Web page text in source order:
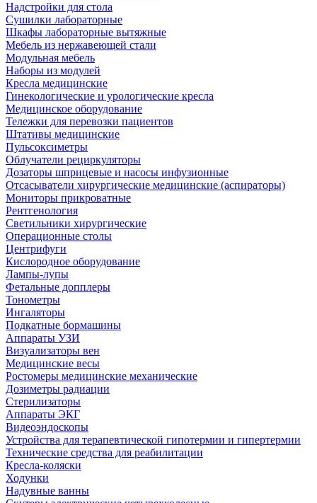
Надстройки для стола
Сушилки лабораторные
Шкафы лабораторные вытяжные
Мебель из нержавеющей стали
Модульная мебель
Наборы из модулей
Кресла медицинские
Гинекологические и урологические кресла
Медицинское оборудование
Тележки для перевозки пациентов
Штативы медицинские
Пульсоксиметры
Облучатели рециркуляторы
Дозаторы шприцевые и насосы инфузионные
Отсасыватели хирургические медицинские (аспираторы)
Мониторы прикроватные
Рентгенология
Светильники хирургические
Операционные столы
Центрифуги
Кислородное оборудование
Лампы-лупы
Фетальные допплеры
Тонометры
Ингаляторы
Подкатные бормашины
Аппараты УЗИ
Визуализаторы вен
Медицинские весы
Ростомеры медицинские механические
Дозиметры радиации
Стерилизаторы
Аппараты ЭКГ
Видеоэндоскопы
Устройства для терапевтической гипотермии и гипертермии
Технические средства для реабилитации
Кресла-коляски
Ходунки
Надувные ванны